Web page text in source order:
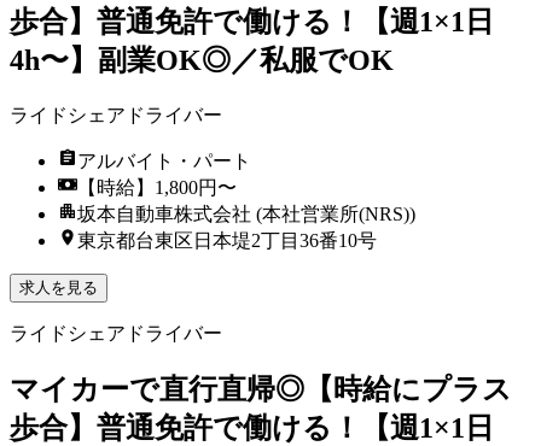
歩合】普通免許で働ける！【週1×1日
4h〜】副業OK◎／私服でOK
ライドシェアドライバー
アルバイト・パート
【時給】1,800円〜
坂本自動車株式会社 (本社営業所(NRS))
東京都台東区日本堤2丁目36番10号
求人を見る
ライドシェアドライバー
マイカーで直行直帰◎【時給にプラス
歩合】普通免許で働ける！【週1×1日